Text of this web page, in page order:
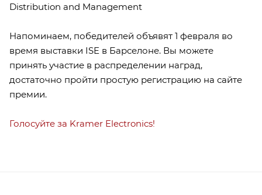
Distribution and Management
Напоминаем, победителей объявят 1 февраля во
время выставки ISE в Барселоне. Вы можете
принять участие в распределении наград,
достаточно пройти простую регистрацию на сайте
премии.
Голосуйте за Kramer Electronics!